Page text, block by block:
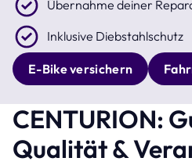
Übernahme deiner
Inklusive Diebstahlschutz
E-Bike versichern
CENTURION:
Qualität &